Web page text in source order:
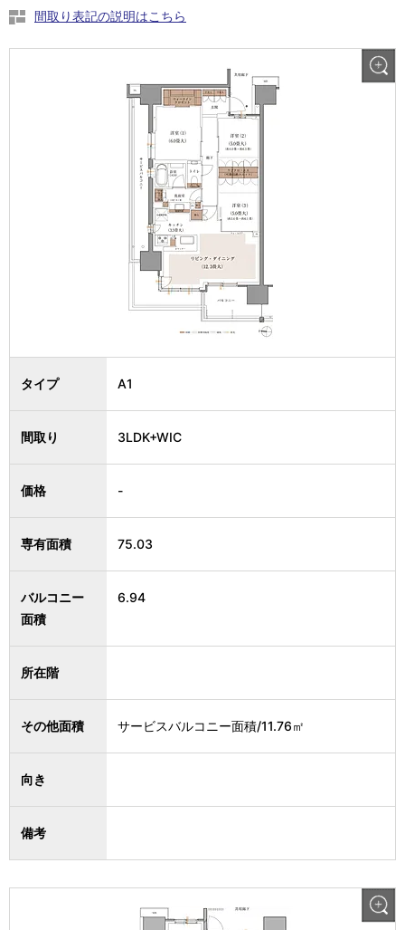
間取り表記の説明はこちら
タイプ A1
間取り 3LDK+WIC
価格 -
専有面積 75.03
バルコニー
面積
6.94
所在階
その他面積 サービスバルコニー面積/11.76㎡
向き
備考